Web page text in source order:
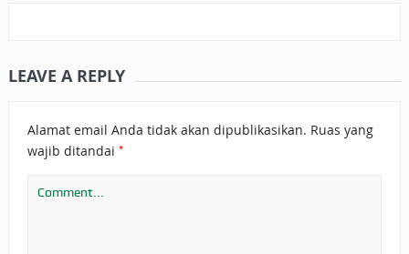
LEAVE A REPLY
Alamat email Anda tidak akan dipublikasikan. Ruas yang
wajib ditandai *